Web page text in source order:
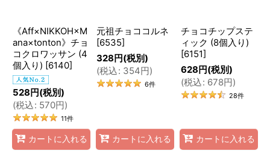
《Aff×NIKKOH×M
ana×tonton》チョ
コクロワッサン (4
個入り) [6140]
528 円(税別)
(税込: 570円)
11件
カートに入れる
元祖チョココルネ
[6535]
328 円(税別)
(税込: 354円)
6件
カートに入れる
チョコチップステ
ィック (8個入り)
[6151]
628 円(税別)
(税込: 678円)
28件
カートに入れる